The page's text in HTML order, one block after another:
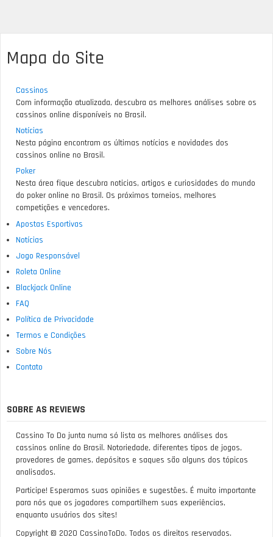
Mapa do Site
Cassinos
Com informação atualizada, descubra as melhores análises sobre os
cassinos online disponíveis no Brasil.
Notícias
Nesta página encontram as últimas notícias e novidades dos
cassinos online no Brasil.
Poker
Nesta área fique descubra noticias, artigos e curiosidades do mundo
do poker online no Brasil. Os próximos torneios, melhores
competições e vencedores.
Apostas Esportivas
Notícias
Jogo Responsável
Roleta Online
Blackjack Online
FAQ
Política de Privacidade
Termos e Condições
Sobre Nós
Contato
SOBRE AS REVIEWS
Cassino To Do junta numa só lista as melhores análises dos
cassinos online do Brasil. Notoriedade, diferentes tipos de jogos,
provedores de games, depósitos e saques são alguns dos tópicos
analisados.
Participe! Esperamos suas opiniões e sugestões. É muito importante
para nós que os jogadores compartilhem suas experiências,
enquanto usuários dos sites!
Copyright © 2020 CassinoToDo. Todos os direitos reservados.